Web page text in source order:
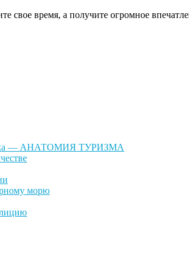
свое время, а получите огромное
— АНАТОМИЯ ТУРИЗМА
морю